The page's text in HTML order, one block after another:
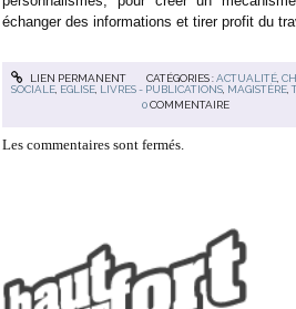
échanger des informations et tirer profit du
LIEN PERMANENT CATÉGORIES :ACTUALITÉ,
SOCIALE EGLISE LIVRES - PUBLICATIONS MAGISTÈRE ,
0 COMMENTAIRE
Les commentaires sont fermés.